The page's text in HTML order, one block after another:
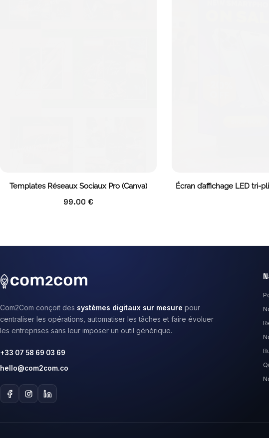
Templates Réseaux Sociaux Pro (Canva)
99.00 €
Écran d’affichage LED tri-
Com2Com conçoit des systèmes digitaux sur mesure pour
centraliser les opérations, automatiser les tâches et faire évoluer
les entreprises sans leur imposer un outil générique.
+33 07 58 69 03 69
hello@com2com.co